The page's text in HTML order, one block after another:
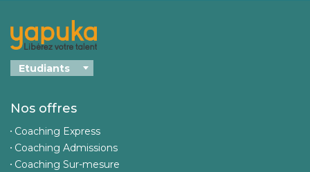
Nos offres
Coaching Express
Coaching Admissions
Coaching Sur-mesure